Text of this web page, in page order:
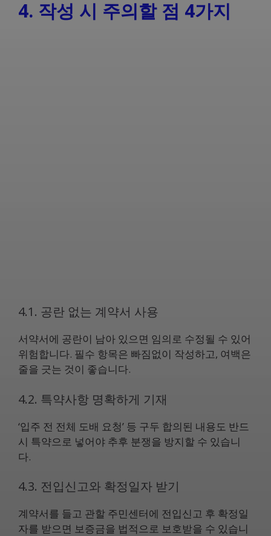
4. 작성 시 주의할 점 4가지
4.1. 공란 없는 계약서 사용
서약서에 공란이 남아 있으면 임의로 수정될 수 있어
위험합니다. 필수 항목은 빠짐없이 작성하고, 여백은
줄을 긋는 것이 좋습니다.
4.2. 특약사항 명확하게 기재
‘입주 전 전체 도배 요청’ 등 구두 합의된 내용도 반드
시 특약으로 넣어야 추후 분쟁을 방지할 수 있습니
다.
4.3. 전입신고와 확정일자 받기
계약서를 들고 관할 주민센터에 전입신고 후 확정일
자를 받으면 보증금을 법적으로 보호받을 수 있습니